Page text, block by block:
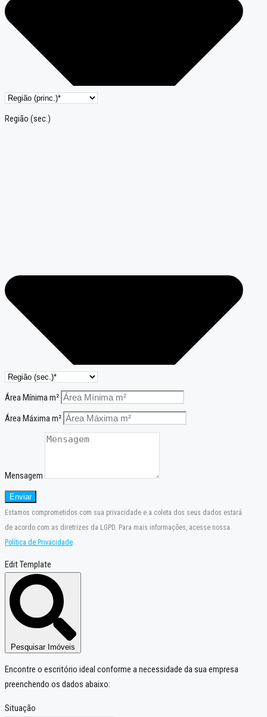
Região (sec.)
Área Mínima m²
Área Máxima m²
Mensagem
Enviar
Estamos comprometidos com sua privacidade e a coleta dos seus dados estará
de acordo com as diretrizes da LGPD. Para mais informações, acesse nossa
Política de Privacidade.
Edit Template
Pesquisar Imóveis
Encontre o escritório ideal conforme a necessidade da sua empresa
preenchendo os dados abaixo:
Situação